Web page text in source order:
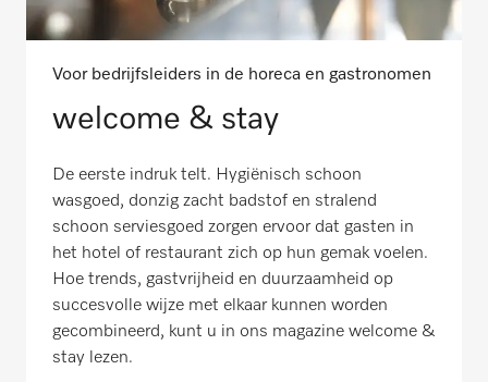
Voor bedrijfsleiders in de horeca en gastronomen
welcome & stay
De eerste indruk telt. Hygiënisch schoon
wasgoed, donzig zacht badstof en stralend
schoon serviesgoed zorgen ervoor dat gasten in
het hotel of restaurant zich op hun gemak voelen.
Hoe trends, gastvrijheid en duurzaamheid op
succesvolle wijze met elkaar kunnen worden
gecombineerd, kunt u in ons magazine welcome &
stay lezen.